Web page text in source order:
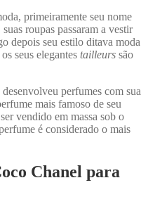
primeiramente seu nome
roupas passaram a vestir
depois seu estilo ditava moda
seus elegantes tailleurs são
perfumes com sua
mais famoso de seu
vendido em massa sob o
é considerado o mais
Chanel para